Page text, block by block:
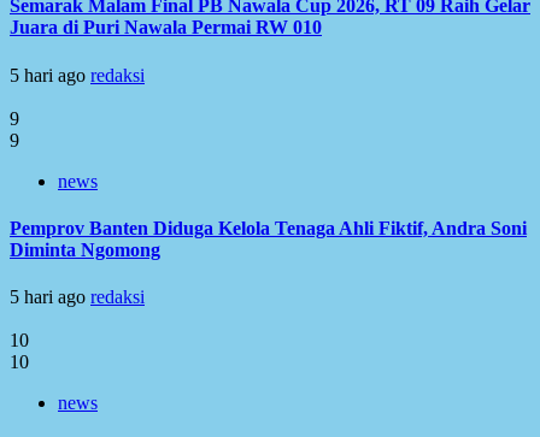
Semarak Malam Final PB Nawala Cup 2026, RT 09 Raih Gelar
Juara di Puri Nawala Permai RW 010
5 hari ago redaksi
9
9
news
Pemprov Banten Diduga Kelola Tenaga Ahli Fiktif, Andra Soni
Diminta Ngomong
5 hari ago redaksi
10
10
news